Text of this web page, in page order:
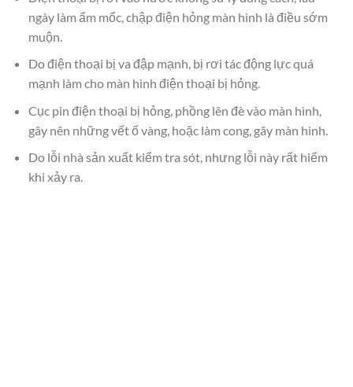
ngày làm ẩm mốc, chập điện hỏng màn hình là điều sớm
muộn.
Do điện thoại bị va đập mạnh, bị rơi tác động lực quá
mạnh làm cho màn hình điện thoại bị hỏng.
Cục pin điện thoại bị hỏng, phồng lên đè vào màn hình,
gây nên những vết ố vàng, hoặc làm cong, gãy màn hình.
Do lỗi nhà sản xuất kiểm tra sót, nhưng lỗi này rất hiếm
khi xảy ra.